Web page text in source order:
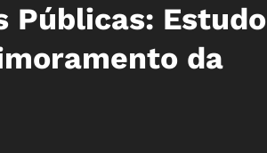
Públicas: Estudo
da